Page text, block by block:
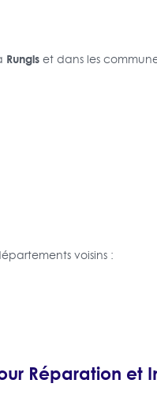
Rungiset dans les
voisins :
Réparation et